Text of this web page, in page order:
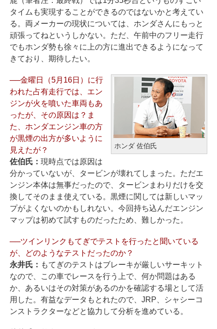
タイムも実現することができるのではないかと考えてい
る。両メーカーの現状については、ホンダさんにもっと
頑張ってねというしかない。ただ、午前中のフリー走行
でもホンダ勢も徐々に上の方に進出できるようになって
きており、期待したい。
ホンダ 佐伯氏
──金曜日（5月16日）に行
われた占有走行では、エン
ジンが火を噴いた車両もあ
ったが、その原因は？ま
た、ホンダエンジン車の方
が黒煙の出方が多いように
見えたが？
佐伯氏： 現時点では原因は
分かっていないが、タービンが壊れてしまった。ただエ
ンジン本体は無事だったので、タービンまわりだけを交
換してそのまま使えている。黒煙に関しては新しいマッ
プがよくないのかもしれない。今回持ち込んだエンジン
マップは初めて試すものだったため、難しかった。
──ツインリンクもてぎでテストを行ったと聞いている
が、どのようなテストだったのか？
永井氏： もてぎのテストはブレーキが厳しいサーキット
なので、この車でレースを行う上で、何か問題はある
か、あるいはその対策があるのかを確認する場として活
用した。有益なデータもとれたので、JRP、シャシーコ
ンストラクターなどと協力して分析を進めている。